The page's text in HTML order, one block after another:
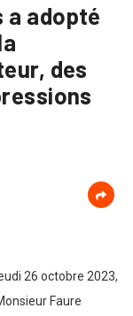
a adopté
des
26 octobre 2023,
Faure